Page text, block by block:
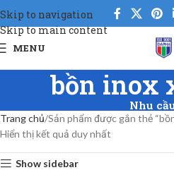
Skip to navigation
Skip to main content
MENU
bồn inox
Nhu
Trang chủ Sản phẩm được gắn thẻ
Hiển thị kết quả duy nhất
Show sidebar